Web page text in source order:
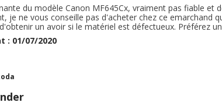
du modèle Canon MF645Cx, vraiment pas fiable et
je ne vous conseille pas d'acheter chez ce emarchand
un avoir si le matériel est défectueux. Préférez
Quant au SAV de Canon France, n'espérez pas
que le ticket incident soit ouvert à leur niveau
: 01/07/2020